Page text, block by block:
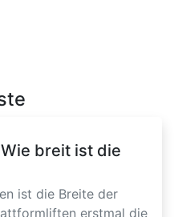
breit ist die
ist die Breite der
erstmal die